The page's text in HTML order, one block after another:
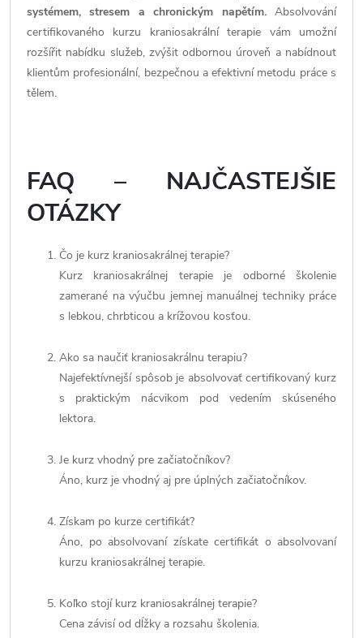
systémem, stresem a chronickým napětím. Absolvování
certifikovaného kurzu kraniosakrální terapie vám umožní
rozšířit nabídku služeb, zvýšit odbornou úroveň a nabídnout
klientům profesionální, bezpečnou a efektivní metodu práce s
tělem.
FAQ – NAJČASTEJŠIE
OTÁZKY
Čo je kurz kraniosakrálnej terapie?
Kurz kraniosakrálnej terapie je odborné školenie
zamerané na výučbu jemnej manuálnej techniky práce
s lebkou, chrbticou a krížovou kosťou.
Ako sa naučiť kraniosakrálnu terapiu?
Najefektívnejší spôsob je absolvovať certifikovaný kurz
s praktickým nácvikom pod vedením skúseného
lektora.
Je kurz vhodný pre začiatočníkov?
Áno, kurz je vhodný aj pre úplných začiatočníkov.
Získam po kurze certifikát?
Áno, po absolvovaní získate certifikát o absolvovaní
kurzu kraniosakrálnej terapie.
Koľko stojí kurz kraniosakrálnej terapie?
Cena závisí od dĺžky a rozsahu školenia.